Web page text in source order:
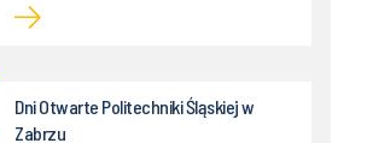
Dni Otwarte Politechniki Śląskiej w
Zabrzu